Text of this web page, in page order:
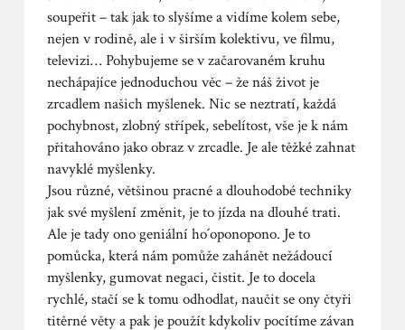
soupeřit – tak jak to slyšíme a vidíme kolem sebe,
nejen v rodině, ale i v širším kolektivu, ve filmu,
televizi… Pohybujeme se v začarovaném kruhu
nechápajíce jednoduchou věc – že náš život je
zrcadlem našich myšlenek. Nic se neztratí, každá
pochybnost, zlobný střípek, sebelítost, vše je k nám
přitahováno jako obraz v zrcadle. Je ale těžké zahnat
navyklé myšlenky.
Jsou různé, většinou pracné a dlouhodobé techniky
jak své myšlení změnit, je to jízda na dlouhé trati.
Ale je tady ono geniální ho´oponopono. Je to
pomůcka, která nám pomůže zahánět nežádoucí
myšlenky, gumovat negaci, čistit. Je to docela
rychlé, stačí se k tomu odhodlat, naučit se ony čtyři
titěrné věty a pak je použít kdykoliv pocítíme závan